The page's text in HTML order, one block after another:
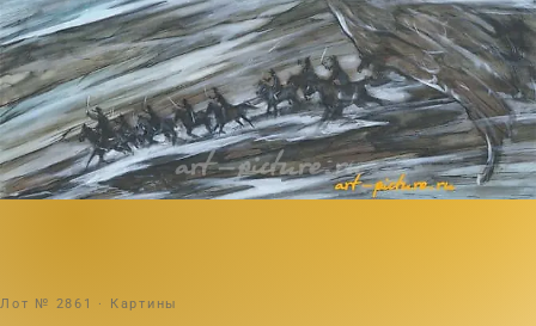
Лот № 2861 · Картины